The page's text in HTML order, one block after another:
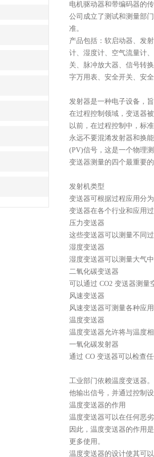
电机驱动器和带编码器的
公司成立了测试和测量部
准。
产品包括： 软启动器 、 发
计、湿度计、 空气流量计、
关 、 脉冲放大器、信号转
字万用表、 安全开关 、安
发射器是一种电子设备，
在过程控制领域，变送器
以前，在过程控制中，标
永远不要混淆发射器和换
(PV)信号，这是一个物理
变送器测量的四个最重要
发射机类型
变送器可根据过程应用分
变送器在各个行业和应用
压力变送器
这些变送器可以测量不同
湿度变送器
湿度变送器可以测量大气
二氧化碳变送器
可以通过 CO2 变送器测量
风速变送器
风速变送器可测量各种应
温度变送器
温度变送器允许将与温度
一氧化碳发射器
通过 CO 变送器可以检查
工业部门依赖温度变送器
他输出信号，并通过控制
温度变送器的作用
温度变送器可以在任何恶
因此，温度变送器的作用
更多使用。
温度变送器的设计使其可